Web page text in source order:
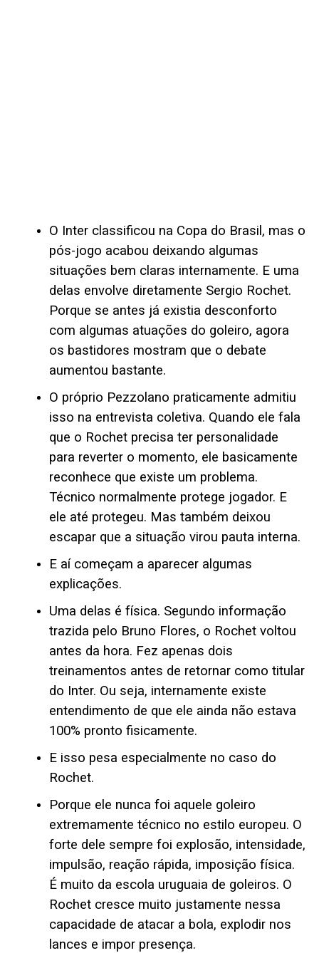
O Inter classificou na Copa do Brasil, mas o
pós-jogo acabou deixando algumas
situações bem claras internamente. E uma
delas envolve diretamente Sergio Rochet.
Porque se antes já existia desconforto
com algumas atuações do goleiro, agora
os bastidores mostram que o debate
aumentou bastante.
O próprio Pezzolano praticamente admitiu
isso na entrevista coletiva. Quando ele fala
que o Rochet precisa ter personalidade
para reverter o momento, ele basicamente
reconhece que existe um problema.
Técnico normalmente protege jogador. E
ele até protegeu. Mas também deixou
escapar que a situação virou pauta interna.
E aí começam a aparecer algumas
explicações.
Uma delas é física. Segundo informação
trazida pelo Bruno Flores, o Rochet voltou
antes da hora. Fez apenas dois
treinamentos antes de retornar como titular
do Inter. Ou seja, internamente existe
entendimento de que ele ainda não estava
100% pronto fisicamente.
E isso pesa especialmente no caso do
Rochet.
Porque ele nunca foi aquele goleiro
extremamente técnico no estilo europeu. O
forte dele sempre foi explosão, intensidade,
impulsão, reação rápida, imposição física.
É muito da escola uruguaia de goleiros. O
Rochet cresce muito justamente nessa
capacidade de atacar a bola, explodir nos
lances e impor presença.